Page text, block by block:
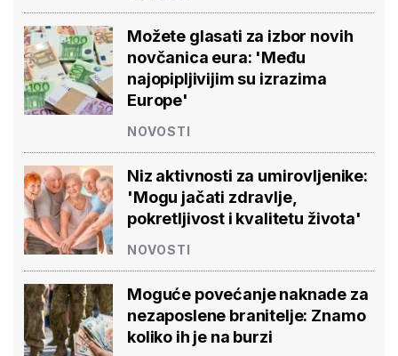
Možete glasati za izbor novih
novčanica eura: 'Među
najopipljivijim su izrazima
Europe'
NOVOSTI
Niz aktivnosti za umirovljenike:
'Mogu jačati zdravlje,
pokretljivost i kvalitetu života'
NOVOSTI
Moguće povećanje naknade za
nezaposlene branitelje: Znamo
koliko ih je na burzi